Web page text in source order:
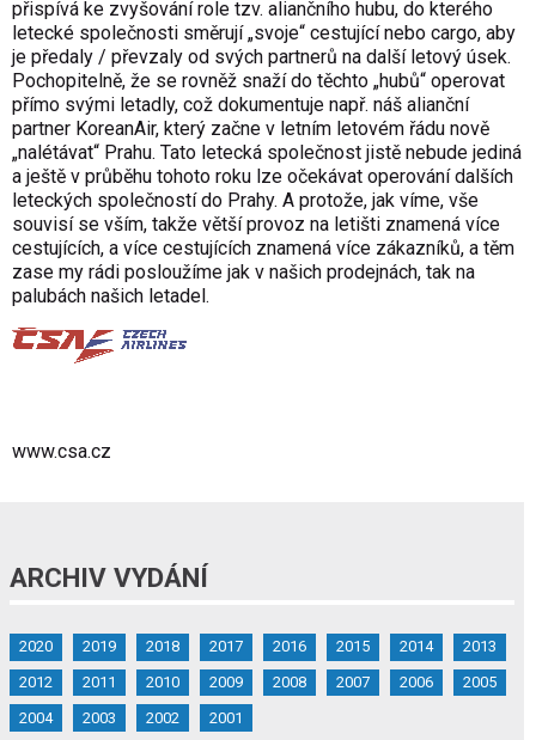
přispívá ke zvyšování role tzv. aliančního hubu, do kterého
letecké společnosti směrují „svoje“ cestující nebo cargo, aby
je předaly / převzaly od svých partnerů na další letový úsek.
Pochopitelně, že se rovněž snaží do těchto „hubů“ operovat
přímo svými letadly, což dokumentuje např. náš alianční
partner KoreanAir, který začne v letním letovém řádu nově
„nalétávat“ Prahu. Tato letecká společnost jistě nebude jediná
a ještě v průběhu tohoto roku lze očekávat operování dalších
leteckých společností do Prahy. A protože, jak víme, vše
souvisí se vším, takže větší provoz na letišti znamená více
cestujících, a více cestujících znamená více zákazníků, a těm
zase my rádi posloužíme jak v našich prodejnách, tak na
palubách našich letadel.
www.csa.cz
ARCHIV VYDÁNÍ
2020 2019 2018 2017 2016 2015 2014
2013
2012
2011 2010 2009 2008 2007 2006
2005
2004
2003 2002 2001